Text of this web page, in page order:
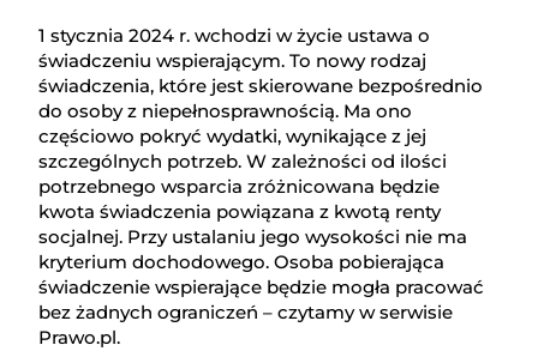
1 stycznia 2024 r. wchodzi w życie ustawa o
świadczeniu wspierającym. To nowy rodzaj
świadczenia, które jest skierowane bezpośrednio
do osoby z niepełnosprawnością. Ma ono
częściowo pokryć wydatki, wynikające z jej
szczególnych potrzeb. W zależności od ilości
potrzebnego wsparcia zróżnicowana będzie
kwota świadczenia powiązana z kwotą renty
socjalnej. Przy ustalaniu jego wysokości nie ma
kryterium dochodowego. Osoba pobierająca
świadczenie wspierające będzie mogła pracować
bez żadnych ograniczeń – czytamy w serwisie
Prawo.pl.